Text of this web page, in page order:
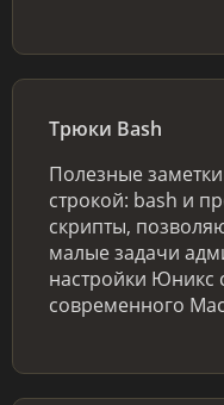
Трюки Bash
Полезные
строкой: bash и
скрипты,
малые задачи
настройки Юникс
современного